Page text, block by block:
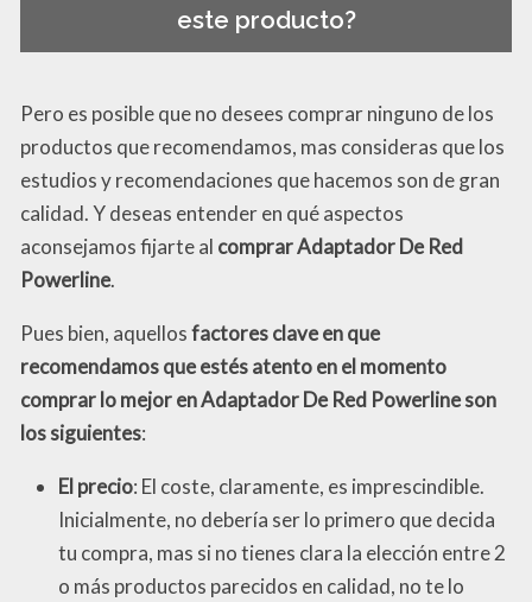
este producto?
Pero es posible que no desees comprar ninguno de los
productos que recomendamos, mas consideras que los
estudios y recomendaciones que hacemos son de gran
calidad. Y deseas entender en qué aspectos
aconsejamos fijarte al comprar Adaptador De Red
Powerline.
Pues bien, aquellosfactores clave en que
recomendamos que estés atento en el momento
comprar lo mejor en Adaptador De Red Powerline son
los siguientes:
El precio: El coste, claramente, es imprescindible.
Inicialmente, no debería ser lo primero que decida
tu compra, mas si no tienes clara la elección entre 2
o más productos parecidos en calidad, no te lo